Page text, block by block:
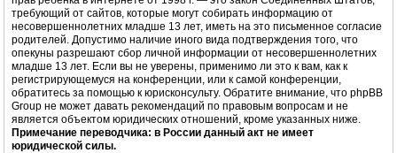
требующий от сайтов, которые могут собирать информацию от
несовершеннолетних младше 13 лет, иметь на это письменное согласие
родителей. Допустимо наличие иного вида подтверждения того, что
опекуны разрешают сбор личной информации от несовершеннолетних
младше 13 лет. Если вы не уверены, применимо ли это к вам, как к
регистрирующемуся на конференции, или к самой конференции,
обратитесь за помощью к юрисконсульту. Обратите внимание, что phpBB
Group не может давать рекомендаций по правовым вопросам и не
является объектом юридических отношений, кроме указанных ниже.
Примечание переводчика: в России данный акт не имеет
юридической силы.